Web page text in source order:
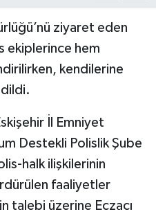
ziyaret eden
ekiplerince hem
kendilerine
İl Emniyet
Destekli Polislik Şube
halk ilişkilerinin
faaliyetler
talebi üzerine Eczacı